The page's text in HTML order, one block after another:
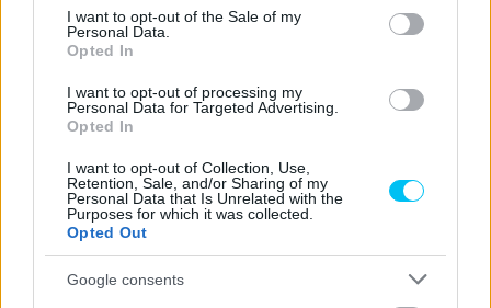
consent section.
I want to opt-out of the Sale of my
Personal Data.
Opted In
I want to opt-out of processing my
Personal Data for Targeted Advertising.
Opted In
I want to opt-out of Collection, Use,
Retention, Sale, and/or Sharing of my
Personal Data that Is Unrelated with the
Purposes for which it was collected.
Opted Out
Google consents
MotoGP
Motorbemutató és szerződéshosszabbítás:
mozgalmas csütörtök a Yamahánál (videó,
képek)
Szántó Dávid - 2025. 09. 11.